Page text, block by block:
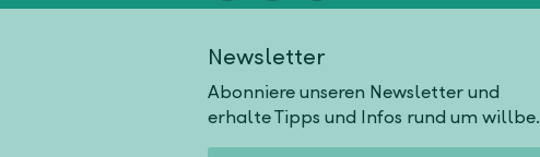
Newsletter
Abonniere unseren Newsletter und
erhalte Tipps und Infos rund um willbe.